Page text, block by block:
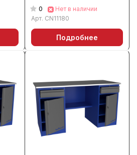
0
Нет в наличии
Арт. CN11180
Подробнее